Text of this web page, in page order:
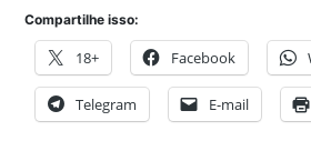
Compartilhe isso:
18+ Facebook
Telegram E-mail